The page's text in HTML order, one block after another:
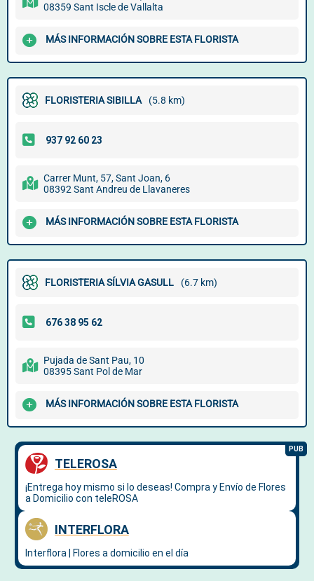
08359 Sant Iscle de Vallalta
MÁS INFORMACIÓN SOBRE ESTA FLORISTA
FLORISTERIA SIBILLA (5.8 km)
Carrer Munt, 57, Sant Joan, 6
08392 Sant Andreu de Llavaneres
MÁS INFORMACIÓN SOBRE ESTA FLORISTA
FLORISTERIA SÍLVIA GASULL (6.7 km)
Pujada de Sant Pau, 10
08395 Sant Pol de Mar
MÁS INFORMACIÓN SOBRE ESTA FLORISTA